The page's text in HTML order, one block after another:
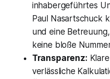
inhabergeführtes
Paul Nasartschuck
und eine
keine bloße
Transparenz:
verlässliche